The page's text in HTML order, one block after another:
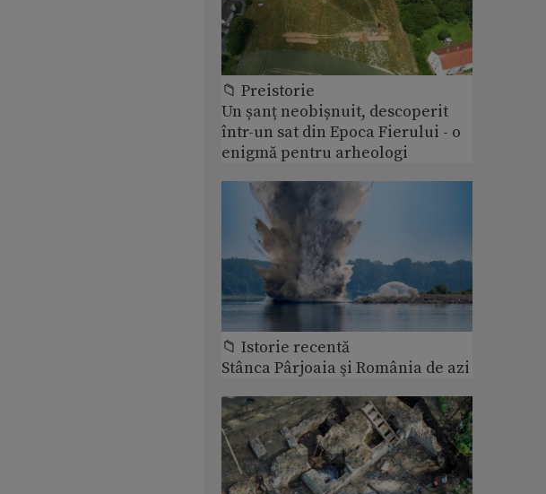
📁 Preistorie
Un șanț neobișnuit, descoperit
într-un sat din Epoca Fierului - o
enigmă pentru arheologi
📁 Istorie recentă
Stânca Pârjoaia şi România de azi